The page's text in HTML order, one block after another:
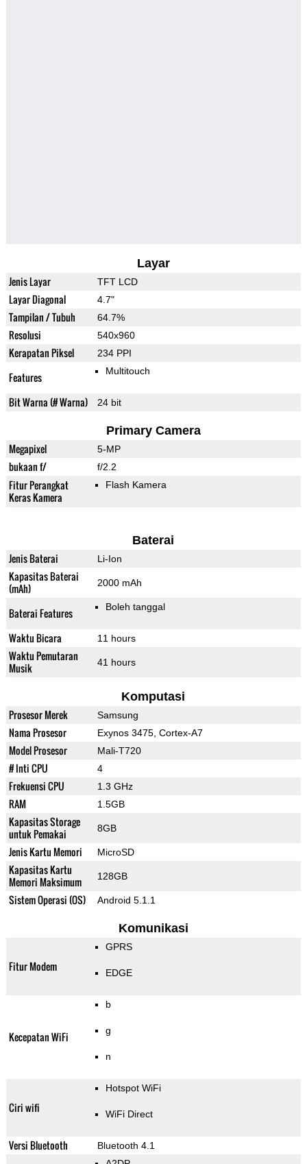
Layar
Jenis Layar TFT LCD
Layar Diagonal 4.7"
Tampilan / Tubuh 64.7%
Resolusi 540x960
Kerapatan Piksel 234 PPI
Features Multitouch
Bit Warna (# Warna) 24 bit
Primary Camera
Megapixel 5-MP
bukaan f/ f/2.2
Fitur Perangkat
Keras Kamera
Flash Kamera
Baterai
Jenis Baterai Li-Ion
Kapasitas Baterai
(mAh)
2000 mAh
Baterai Features Boleh tanggal
Waktu Bicara 11 hours
Waktu Pemutaran
Musik
41 hours
Komputasi
Prosesor Merek Samsung
Nama Prosesor Exynos 3475, Cortex-A7
Model Prosesor Mali-T720
# Inti CPU 4
Frekuensi CPU 1.3 GHz
RAM 1.5GB
Kapasitas Storage
untuk Pemakai
8GB
Jenis Kartu Memori MicroSD
Kapasitas Kartu
Memori Maksimum
128GB
Sistem Operasi (OS) Android 5.1.1
Komunikasi
Fitur Modem
GPRS
EDGE
Kecepatan WiFi
b
g
n
Ciri wifi
Hotspot WiFi
WiFi Direct
Versi Bluetooth Bluetooth 4.1